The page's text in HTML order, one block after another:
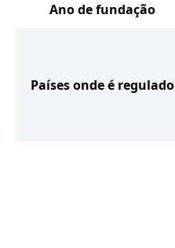
Ano de fundação
Países onde é regulado